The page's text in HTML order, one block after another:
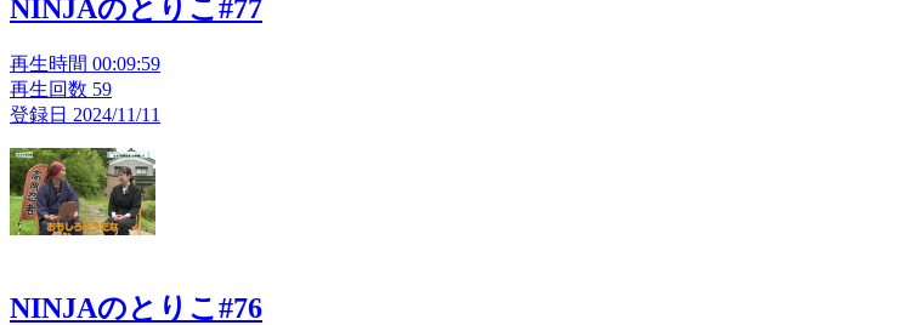
NINJAのとりこ#77
再生時間 00:09:59
再生回数 59
登録日 2024/11/11
NINJAのとりこ#76